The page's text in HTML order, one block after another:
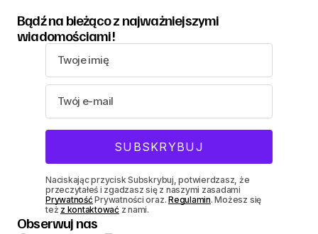
Bądź na bieżąco z najważniejszymi
wiadomościami!
Naciskając przycisk Subskrybuj, potwierdzasz, że
przeczytałeś i zgadzasz się z naszymi zasadami
PrywatnośćPrywatności oraz.Regulamin. Możesz się
też z kontaktowaćz nami.
Obserwuj nas